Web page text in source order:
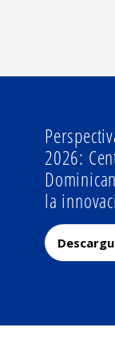
2026:
la